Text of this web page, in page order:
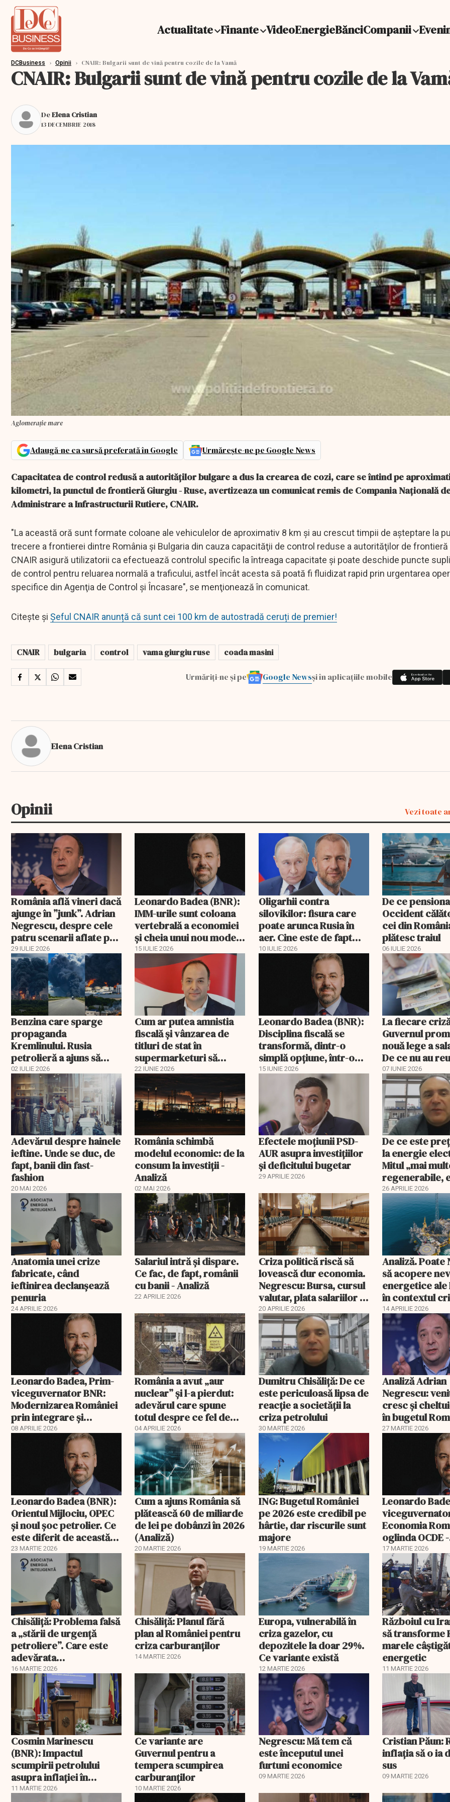
Actualitate Finante VideoEnergieBănciCompanii
DCBusiness › Opinii › CNAIR: Bulgarii sunt de vină pentru cozile de la Vamă
CNAIR: Bulgarii sunt de vină pentru cozile de la
DeElena Cristian
13 DECEMBRIE 2018
Aglomerație mare
Adaugă-ne ca sursă preferată în Google Urmărește-ne pe Google News
Capacitatea de control redusă a autorităţilor bulgare a dus la crearea de cozi, care se întind pe
kilometri, la punctul de frontieră Giurgiu - Ruse, avertizeaza un comunicat remis de Compania Naţională
Administrare a Infrastructurii Rutiere, CNAIR.
"La această oră sunt formate coloane ale vehiculelor de aproximativ 8 km şi au crescut timpii de aşteptare la
trecere a frontierei dintre România şi Bulgaria din cauza capacităţii de control reduse a autorităţilor de frontieră
CNAIR asigură utilizatorii ca efectuează controlul specific la întreaga capacitate şi poate deschide puncte
de control pentru reluarea normală a traficului, astfel încât acesta să poată fi fluidizat rapid prin urgentarea
specifice din Agenţia de Control şi Încasare", se menţionează în comunicat.
Citește și Șeful CNAIR anunță că sunt cei 100 km de autostradă ceruți de premier!
CNAIR bulgaria control vama giurgiu ruse coada masini
Urmăriți-ne și pe Google Newsși în aplicațiile mobile
Elena Cristian
Opinii Vezi toate
România află vineri dacă
ajunge în ”junk”. Adrian
Negrescu, despre cele
patru scenarii aflate pe
masa Fitch
29 IULIE 2026
Leonardo Badea (BNR):
IMM-urile sunt coloana
vertebrală a economiei
și cheia unui nou model
de creștere
15 IULIE 2026
Oligarhii contra
silovikilor: fisura care
poate arunca Rusia în
aer. Cine este de fapt
Andrei Melnicenko
10 IULIE 2026
De ce
Occident
cei din
plătesc traiul
06 IULIE 2026
Benzina care sparge
propaganda
Kremlinului. Rusia
petrolieră a ajuns să
explice de ce nu mai are
combustibil la pompă
02 IULIE 2026
Cum ar putea amnistia
fiscală și vânzarea de
titluri de stat în
supermarketuri să
salveze bugetul
României
22 IUNIE 2026
Leonardo Badea (BNR):
Disciplina fiscală se
transformă, dintr-o
simplă opțiune, într-o
condiție de
supraviețuire
15 IUNIE 2026
La fiecare
Guvernul
nouă lege a
De ce nu au
2009?
07 IUNIE 2026
Adevărul despre hainele
ieftine. Unde se duc, de
fapt, banii din fast-
fashion
20 MAI 2026
România schimbă
modelul economic: de la
consum la investiții -
Analiză
02 MAI 2026
Efectele moțiunii PSD-
AUR asupra investițiilor
și deficitului bugetar
29 APRILIE 2026
De ce este
la energie
Mitul „mai
regenerabile,
mai ieftină”
26 APRILIE 2026
Anatomia unei crize
fabricate, când
ieftinirea declanșează
penuria
24 APRILIE 2026
Salariul intră și dispare.
Ce fac, de fapt, românii
cu banii - Analiză
22 APRILIE 2026
Criza politică riscă să
lovească dur economia.
Negrescu: Bursa, cursul
valutar, plata salariilor şi
a pensiilor, sub presiune
20 APRILIE 2026
Analiză. Poate
să acopere
energetice
în contextul
Iran?
14 APRILIE 2026
Leonardo Badea, Prim-
viceguvernator BNR:
Modernizarea României
prin integrare și
convergență
08 APRILIE 2026
România a avut „aur
nuclear” și l-a pierdut:
adevărul care spune
totul despre ce fel de
conducători avem
04 APRILIE 2026
Dumitru Chisăliță: De ce
este periculoasă lipsa de
reacție a societății la
criza petrolului
30 MARTIE 2026
Analiză Adrian
Negrescu:
cresc și
în bugetul
27 MARTIE 2026
Leonardo Badea (BNR):
Orientul Mijlociu, OPEC
și noul șoc petrolier. Ce
este diferit de această
dată?
23 MARTIE 2026
Cum a ajuns România să
plătească 60 de miliarde
de lei pe dobânzi în 2026
(Analiză)
20 MARTIE 2026
ING: Bugetul României
pe 2026 este credibil pe
hârtie, dar riscurile sunt
majore
19 MARTIE 2026
Leonardo
Economia
oglinda OCDE -
catalizatori
nouă etapă de
dezvoltare
17 MARTIE 2026
Chisăliță: Problema falsă
a „stării de urgență
petroliere”. Care este
adevărata
vulnerabilitate a
României
16 MARTIE 2026
Chisăliță: Planul fără
plan al României pentru
criza carburanților
14 MARTIE 2026
Europa, vulnerabilă în
criza gazelor, cu
depozitele la doar 29%.
Ce variante există
12 MARTIE 2026
Războiul cu
să transforme
marele
energetic
11 MARTIE 2026
Cosmin Marinescu
(BNR): Impactul
scumpirii petrolului
asupra inflaţiei în
România
11 MARTIE 2026
Ce variante are
Guvernul pentru a
tempera scumpirea
carburanților
10 MARTIE 2026
Negrescu: Mă tem că
este începutul unei
furtuni economice
09 MARTIE 2026
Cristian Păun:
inflația să o ia
sus
09 MARTIE 2026